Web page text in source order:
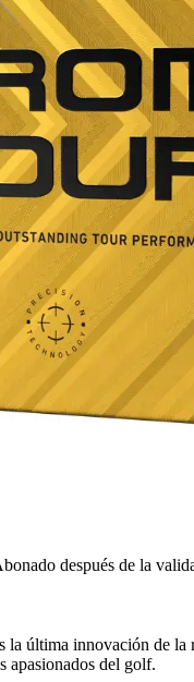
después de la
última innovación de la
apasionados del golf.